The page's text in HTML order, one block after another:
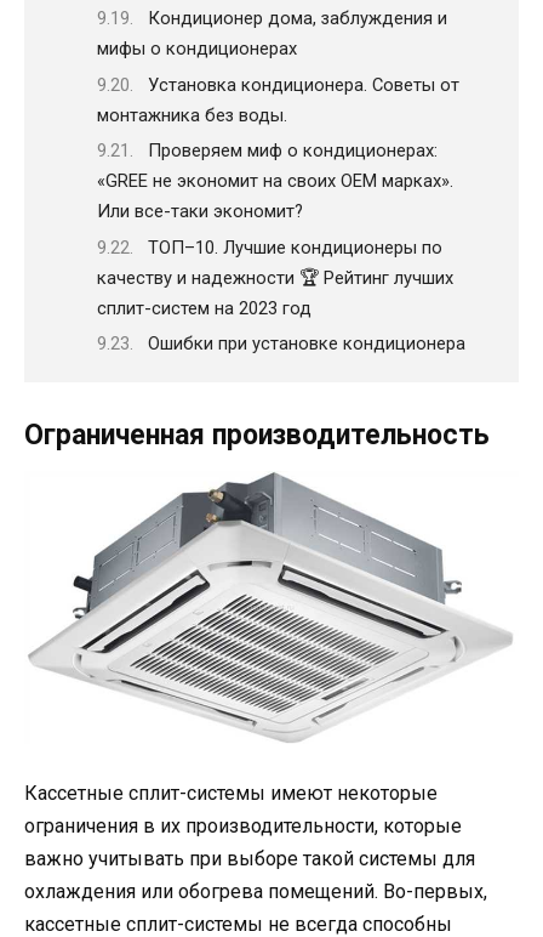
Кондиционер дома, заблуждения и
мифы о кондиционерах
Установка кондиционера. Советы от
монтажника без воды.
Проверяем миф о кондиционерах:
«GREE не экономит на своих ОЕМ марках».
Или все-таки экономит?
ТОП–10. Лучшие кондиционеры по
качеству и надежности 🏆 Рейтинг лучших
сплит-систем на 2023 год
Ошибки при установке кондиционера
Ограниченная производительность
Кассетные сплит-системы имеют некоторые
ограничения в их производительности, которые
важно учитывать при выборе такой системы для
охлаждения или обогрева помещений. Во-первых,
кассетные сплит-системы не всегда способны